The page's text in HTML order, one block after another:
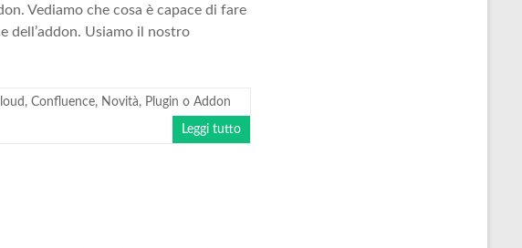
Vediamo che cosa è capace di fare
dell’addon. Usiamo il nostro
, Confluence, Novità, Plugin o Addon
Leggi tutto